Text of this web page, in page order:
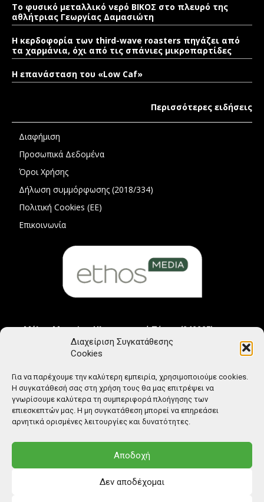
Διαχείριση Συγκατάθεσης
Cookies
Για να παρέχουμε την καλύτερη εμπειρία, χρησιμοποιούμε cookies.
Η συγκατάθεσή σας στη χρήση τους θα μας επιτρέψει να
γνωρίσουμε καλύτερα τη συμπεριφορά πλοήγησης των
επιεσκεπτών μας. Η μη συγκατάθεση μπορεί να επηρεάσει
αρνητικά ορισμένες λειτουργίες και δυνατότητες.
Αποδοχή
Δεν αποδέχομαι
Το φυσικό μεταλλικό νερό ΒΙΚΟΣ στο πλευρό της
αθλήτριας Γεωργίας Δαμασιώτη
Η κερδοφορία των third-wave roasters πηγάζει από
τα χαρμάνια, όχι από τις σπάνιες μικροπαρτίδες
Η επανάσταση του «Low Caf»
Περισσότερες ειδήσεις
Διαφήμιση
Προσωπικά Δεδομένα
Όροι Χρήσης
Δήλωση συμμόρφωσης (2018/334)
Πολιτική Cookies (ΕΕ)
Επικοινωνία
Μέλος Μητρώου Ηλεκτρονικού Τύπου (242225)